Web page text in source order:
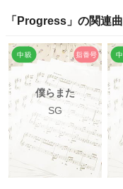
「 Progress 」の関連曲
僕らまた
SG